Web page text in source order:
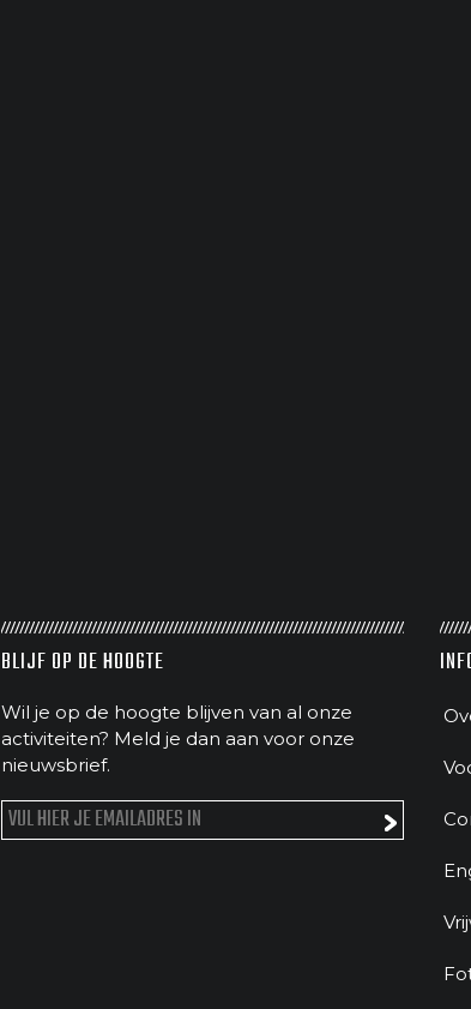
BLIJF OP DE HOOGTE
Wil je op de hoogte blijven van al onze
activiteiten? Meld je dan aan voor onze
nieuwsbrief.